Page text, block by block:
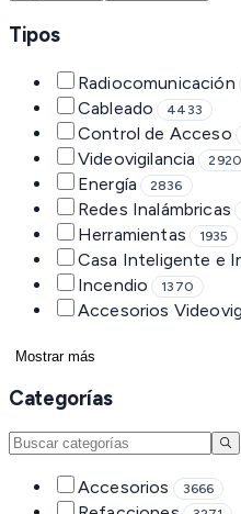
Tipos
Radiocomunicación
Cableado 4433
Control de Acceso
Videovigilancia 2920
Energía 2836
Redes Inalámbricas
Herramientas 1935
Casa Inteligente e
Incendio 1370
Accesorios
Mostrar más
Categorías
Accesorios 3666